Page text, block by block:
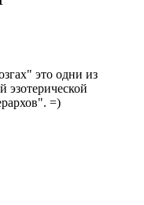
это одни из
эзотерической
=)